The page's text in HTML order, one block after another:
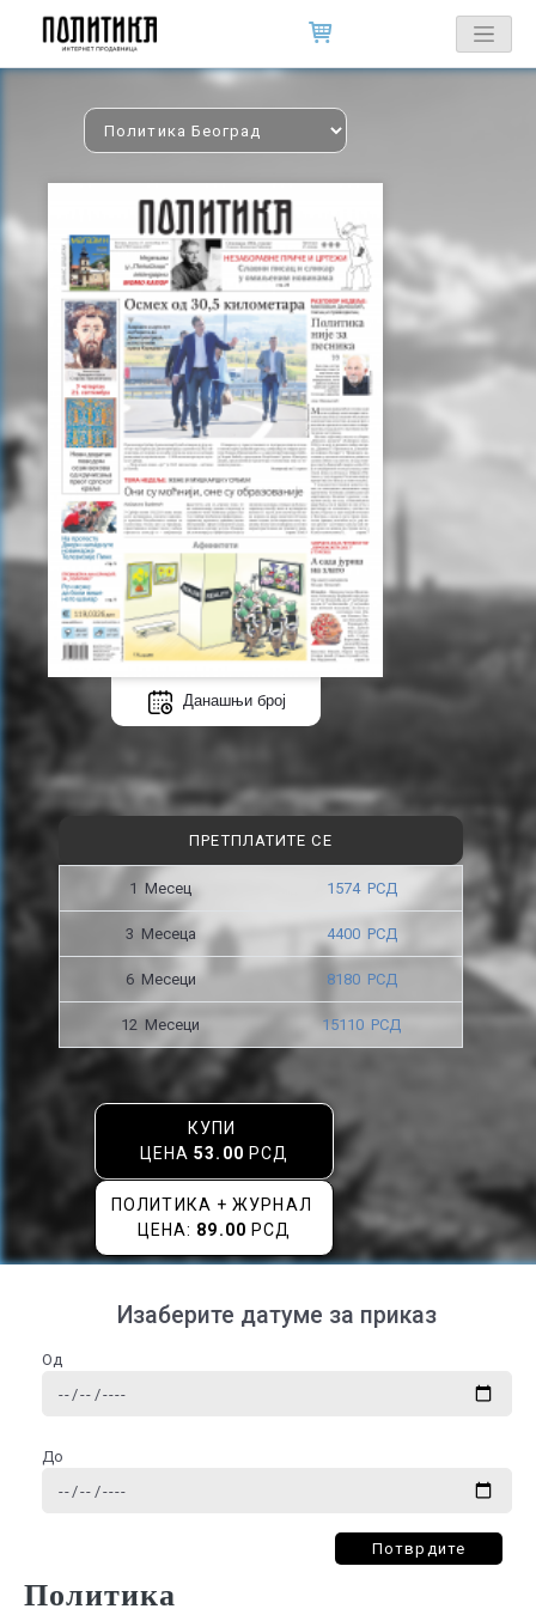
Данашњи број
ПРЕТПЛАТИТЕ СЕ
1 Месец 1574 РСД
3 Месецa 4400 РСД
6 Месеци 8180 РСД
12 Месеци 15110 РСД
КУПИ
ЦЕНА53.00 РСД
ПОЛИТИКА + ЖУРНАЛ
ЦЕНА: 89.00 РСД
Изаберите датуме за приказ
Од
До
Потврдите
Политика